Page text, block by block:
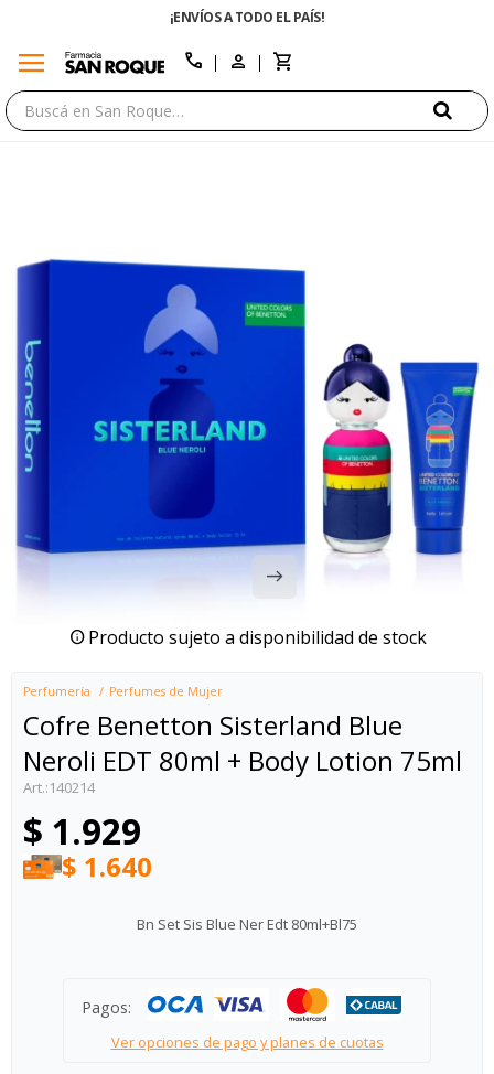
menu call
Producto sujeto a disponibilidad de stock
Perfumería Perfumes de Mujer
Cofre Benetton Sisterland Blue
Neroli EDT 80ml + Body Lotion 75ml
140214
$ 1.929
$ 1.640
Bn Set Sis Blue Ner Edt 80ml+Bl75
Pagos:
Ver opciones de pago y planes de cuotas
close